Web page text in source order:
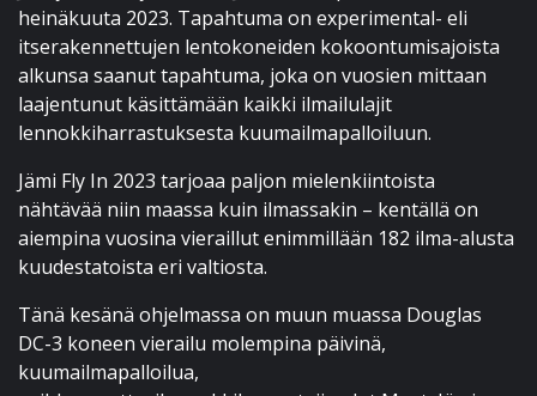
heinäkuuta 2023. Tapahtuma on experimental- eli
itserakennettujen lentokoneiden kokoontumisajoista
alkunsa saanut tapahtuma, joka on vuosien mittaan
laajentunut käsittämään kaikki ilmailulajit
lennokkiharrastuksesta kuumailmapalloiluun.
Jämi Fly In 2023 tarjoaa paljon mielenkiintoista
nähtävää niin maassa kuin ilmassakin – kentällä on
aiempina vuosina vieraillut enimmillään 182 ilma-alusta
kuudestatoista eri valtiosta.
Tänä kesänä ohjelmassa on muun muassa Douglas
DC-3 koneen vierailu molempina päivinä,
kuumailmapalloilua,